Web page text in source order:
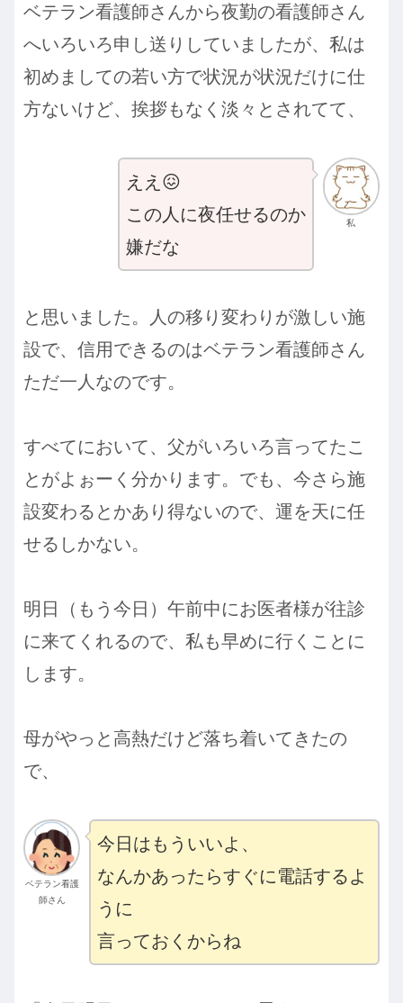
ベテラン看護師さんから夜勤の看護師さん
へいろいろ申し送りしていましたが、私は
初めましての若い方で状況が状況だけに仕
方ないけど、挨拶もなく淡々とされてて、
私
ええ😖
この人に夜任せるのか
嫌だな
と思いました。人の移り変わりが激しい施
設で、信用できるのはベテラン看護師さん
ただ一人なのです。
すべてにおいて、父がいろいろ言ってたこ
とがよぉーく分かります。でも、今さら施
設変わるとかあり得ないので、運を天に任
せるしかない。
明日（もう今日）午前中にお医者様が往診
に来てくれるので、私も早めに行くことに
します。
母がやっと高熱だけど落ち着いてきたの
で、
ベテラン看護
師さん
今日はもういいよ、
なんかあったらすぐに電話するよ
うに
言っておくからね